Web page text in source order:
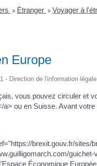
> Étranger > Voyager à
Europe
- Direction de l'information
vous pouvez circuler et
a> ou en Suisse. Avant
brexit.gouv.fr/sites/
Économique